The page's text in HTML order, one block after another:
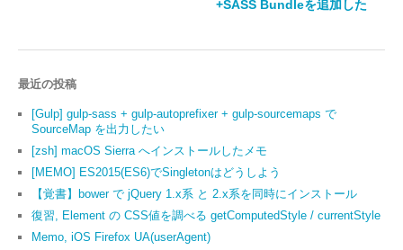
+SASS Bundleを追加した
最近の投稿
[Gulp] gulp-sass + gulp-autoprefixer + gulp-sourcemaps で
SourceMap を出力したい
[zsh] macOS Sierra へインストールしたメモ
[MEMO] ES2015(ES6)でSingletonはどうしよう
【覚書】bower で jQuery 1.x系 と 2.x系を同時にインストール
復習, Element の CSS値を調べる getComputedStyle / currentStyle
Memo, iOS Firefox UA(userAgent)